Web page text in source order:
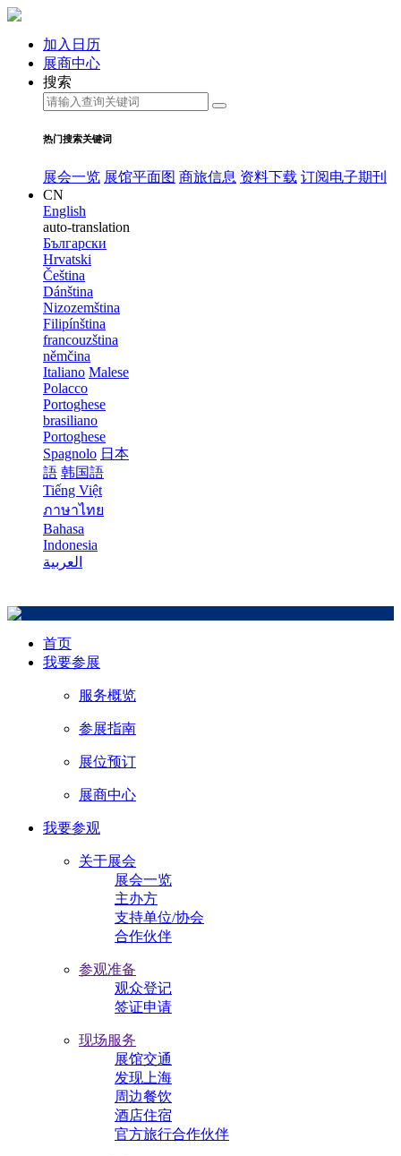
加入日历
展商中心
搜索
热门搜索关键词
展会一览 展馆平面图 商旅信息 资料下载 订阅电子期刊
CN
English
auto-translation
Български
Hrvatski
Čeština
Dánština
Nizozemština
Filipínština
francouzština
němčina
Italiano Malese
Polacco
Portoghese
brasiliano
Portoghese
Spagnolo 日本
語 韩国語
Tiếng Việt
ภาษาไทย
Bahasa
Indonesia
العربية
首页
我要参展
服务概览
参展指南
展位预订
展商中心
我要参观
关于展会
展会一览
主办方
支持单位/协会
合作伙伴
参观准备
观众登记
签证申请
现场服务
展馆交通
发现上海
周边餐饮
酒店住宿
官方旅行合作伙伴